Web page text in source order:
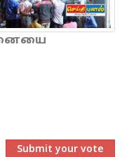
Submit your vote